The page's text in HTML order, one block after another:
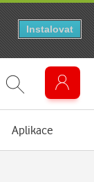
Aplikace
Instalovat